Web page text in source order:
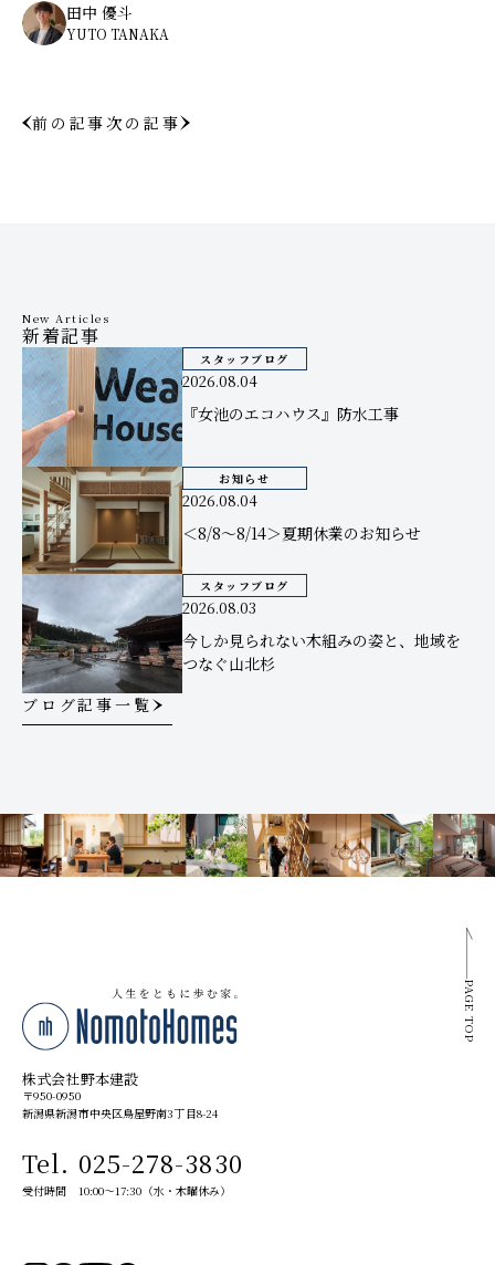
田中 優斗
YUTO TANAKA
前の記事次の記事
New Articles
新着記事
ブログ記事一覧
スタッフブログ
2026.08.04
『女池のエコハウス』防水工事
お知らせ
2026.08.04
＜8/8～8/14＞夏期休業のお知らせ
スタッフブログ
2026.08.03
今しか見られない木組みの姿と、地域を
つなぐ山北杉
株式会社野本建設
〒950-0950
新潟県新潟市中央区鳥屋野南3丁目8-24
Tel. 025-278-3830
受付時間 10:00～17:30（水・木曜休み）
PAGE TOP